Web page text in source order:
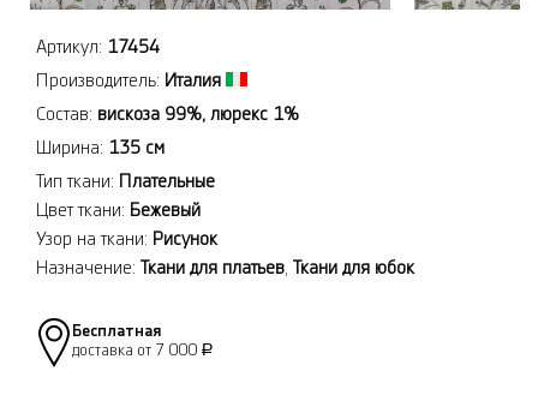
Артикул: 17454
Производитель: Италия
Состав: вискоза 99%, люрекс 1%
Ширина: 135 см
Тип ткани: Плательные
Цвет ткани: Бежевый
Узор на ткани: Рисунок
Назначение: Ткани для платьев Ткани для юбок
Бесплатная
доставка от 7 000 Р